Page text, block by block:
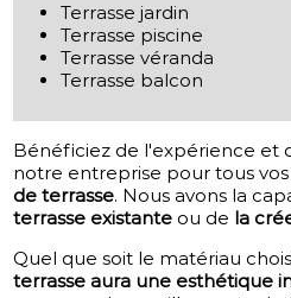
Terrasse jardin
Terrasse piscine
Terrasse véranda
Terrasse balcon
Bénéficiez de l'expérience et
notre entreprise pour tous vos
de terrasse. Nous avons la
terrasse existante ou de la
Quel que soit le matériau
terrasse aura une esthétique